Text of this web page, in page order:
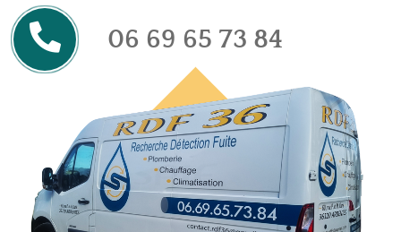
06 69 65 73 84